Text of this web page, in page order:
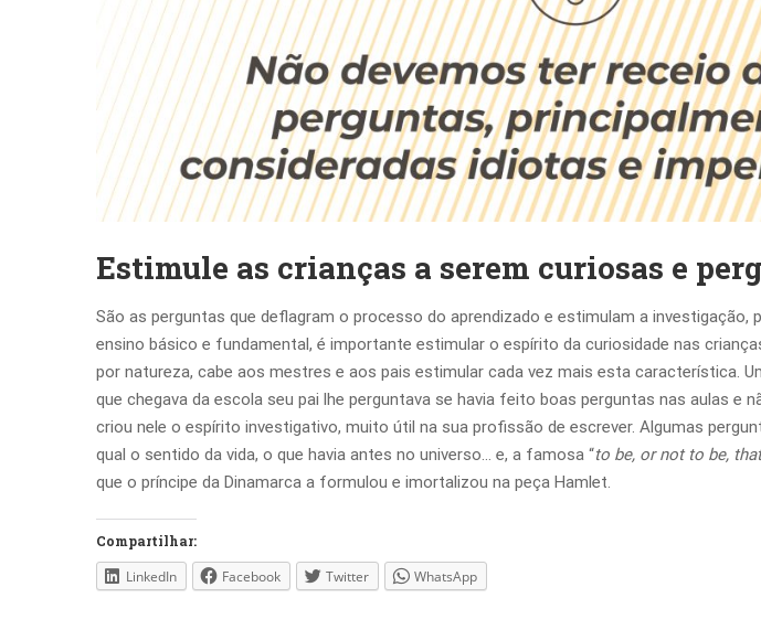
Estimule as crianças a serem curiosas e
São as perguntas que deflagram o processo do aprendizado e estimulam a investigação,
ensino básico e fundamental, é importante estimular o espírito da curiosidade nas
por natureza, cabe aos mestres e aos pais estimular cada vez mais esta característica.
que chegava da escola seu pai lhe perguntava se havia feito boas perguntas nas aulas e
criou nele o espírito investigativo, muito útil na sua profissão de escrever. Algumas
qual o sentido da vida, o que havia antes no universo… e, a famosa “to be, or not to be,
que o príncipe da Dinamarca a formulou e imortalizou na peça Hamlet.
Compartilhar:
LinkedIn Facebook Twitter WhatsApp